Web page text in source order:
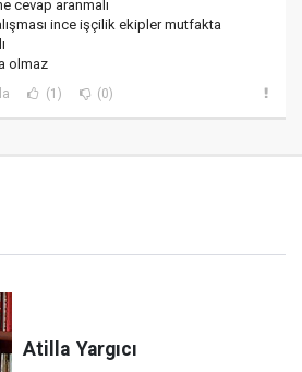
cevap aranmalı
ince işçilik ekipler mutfakta
olmaz
(1) (0)
Atilla Yargıcı